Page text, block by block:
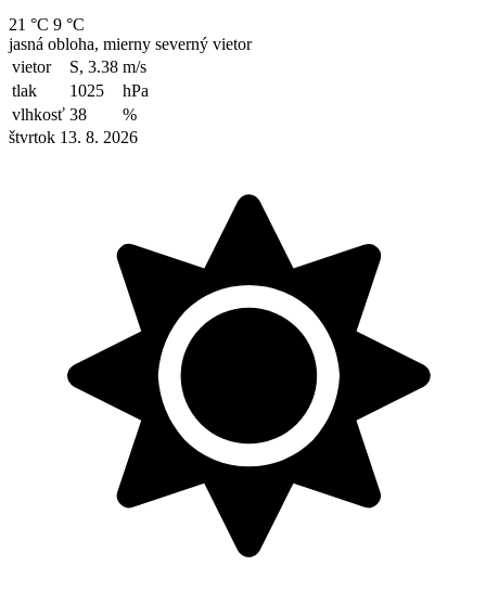
21 °C 9 °C
jasná obloha, mierny severný vietor
vietor
S, 3.38 m/s
tlak
1025
hPa
vlhkosť 38
%
štvrtok 13. 8. 2026